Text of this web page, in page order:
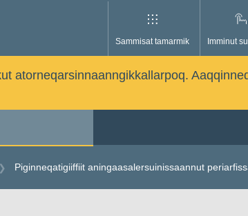
Sammisat tamarmik Imminut
atorneqarsinnaanngikkallarpoq.
Piginneqatigiiffiit aningaasalersuinissaannut